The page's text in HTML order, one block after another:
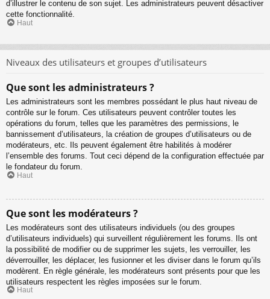
d’illustrer le contenu de son sujet. Les administrateurs peuvent désactiver
cette fonctionnalité.
Haut
Niveaux des utilisateurs et groupes d’utilisateurs
Que sont les administrateurs ?
Les administrateurs sont les membres possédant le plus haut niveau de
contrôle sur le forum. Ces utilisateurs peuvent contrôler toutes les
opérations du forum, telles que les paramètres des permissions, le
bannissement d’utilisateurs, la création de groupes d’utilisateurs ou de
modérateurs, etc. Ils peuvent également être habilités à modérer
l’ensemble des forums. Tout ceci dépend de la configuration effectuée par
le fondateur du forum.
Haut
Que sont les modérateurs ?
Les modérateurs sont des utilisateurs individuels (ou des groupes
d’utilisateurs individuels) qui surveillent régulièrement les forums. Ils ont
la possibilité de modifier ou de supprimer les sujets, les verrouiller, les
déverrouiller, les déplacer, les fusionner et les diviser dans le forum qu’ils
modèrent. En règle générale, les modérateurs sont présents pour que les
utilisateurs respectent les règles imposées sur le forum.
Haut